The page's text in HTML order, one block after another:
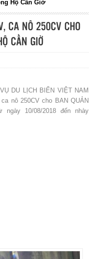
Hộ Cần Giờ
CA NÔ 250CV CHO
CẦN GIỜ
DU LỊCH BIỂN VIỆT NAM
nô 250CV cho BAN QUẢN
ngày 10/08/2018 đến nhày